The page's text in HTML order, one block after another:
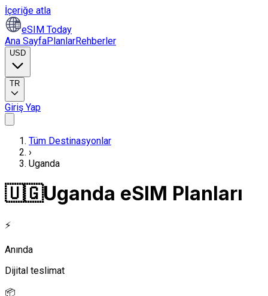
İçeriğe atla
eSIM Today
Ana SayfaPlanlarRehberler
USD
TR
Giriş Yap
Tüm Destinasyonlar
›
Uganda
🇺🇬Uganda eSIM Planları
⚡
Anında
Dijital teslimat
📦